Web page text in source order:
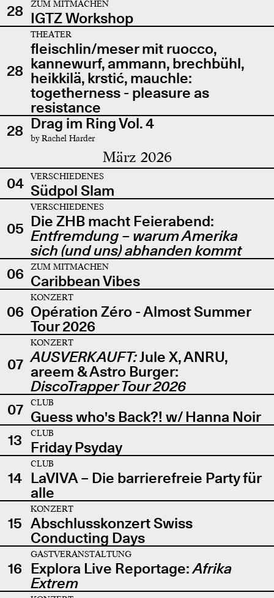
28
ZUM MITMACHEN
IGTZ Workshop
28
THEATER
fleischlin/meser mit ruocco,
kannewurf, ammann, brechbühl,
heikkilä, krstić, mauchle:
togetherness - pleasure as
resistance
28 Drag im Ring Vol. 4
by Rachel Harder
März 2026
04 VERSCHIEDENES
Südpol Slam
05
VERSCHIEDENES
Die ZHB macht Feierabend:
Entfremdung – warum Amerika
sich (und uns) abhanden kommt
06
ZUM MITMACHEN
Caribbean Vibes
06
KONZERT
Opération Zéro - Almost Summer
Tour 2026
07
KONZERT
AUSVERKAUFT:Jule X, ANRU,
areem & Astro Burger:
DiscoTrapper Tour 2026
07
CLUB
Guess who's Back?! w/ Hanna Noir
13
CLUB
Friday Psyday
14
CLUB
LaVIVA – Die barrierefreie Party für
alle
15
KONZERT
Abschlusskonzert Swiss
Conducting Days
16
GASTVERANSTALTUNG
Explora Live Reportage:Afrika
Extrem